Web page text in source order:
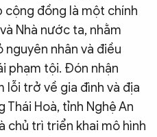
cộng đồng là một chính
Nhà nước ta, nhằm
nhân và điều
phạm tội. Đón nhận
lỗi trở về gia đình và địa
Hoà, tỉnh Nghệ An
chủ trì triển khai mô hình